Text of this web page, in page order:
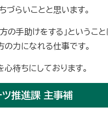
づらいことと思います。
の手助けをする」という
の力になれる仕事です。
待ちにしております。
推進課 主事補